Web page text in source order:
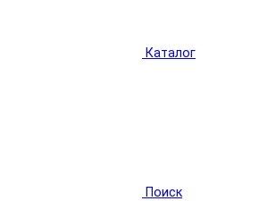
Каталог
Поиск